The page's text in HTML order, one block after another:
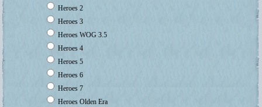
Heroes 2
Heroes 3
Heroes WOG 3.5
Heroes 4
Heroes 5
Heroes 6
Heroes 7
Heroes Olden Era